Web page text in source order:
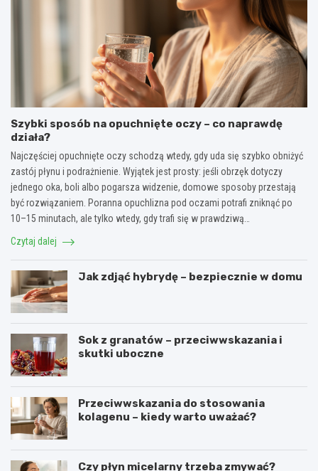
Szybki sposób na opuchnięte oczy – co naprawdę
działa?
Najczęściej opuchnięte oczy schodzą wtedy, gdy uda się szybko obniżyć
zastój płynu i podrażnienie. Wyjątek jest prosty: jeśli obrzęk dotyczy
jednego oka, boli albo pogarsza widzenie, domowe sposoby przestają
być rozwiązaniem. Poranna opuchlizna pod oczami potrafi zniknąć po
10–15 minutach, ale tylko wtedy, gdy trafi się w prawdziwą…
Czytaj dalej
Jak zdjąć hybrydę – bezpiecznie w domu
Sok z granatów – przeciwwskazania i
skutki uboczne
Przeciwwskazania do stosowania
kolagenu – kiedy warto uważać?
Czy płyn micelarny trzeba zmywać?